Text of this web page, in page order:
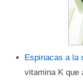
Espinacas a la
vitamina K que